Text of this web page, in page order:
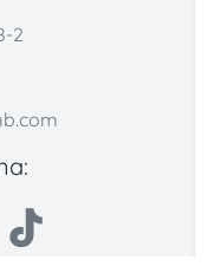
2